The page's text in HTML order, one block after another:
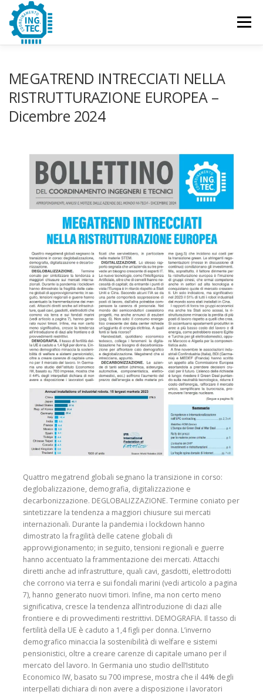
Passa
contenuto
Menu
CONTATTACI
MEGATREND INTRECCIATI NELLA
RISTRUTTURAZIONE EUROPEA –
Dicembre 2024
Quattro megatrend globali segnano la transizione in corso:
deglobalizzazione, demografia, digitalizzazione e
decarbonizzazione. DEGLOBALIZZAZIONE. Termine coniato per
sintetizzare la tendenza a maggiori chiusure sui mercati
internazionali. Durante la pandemia i lockdown hanno
dimostrato la fragilità delle catene globali di
approvvigionamento; in seguito, tensioni regionali e guerre
hanno accentuato la frammentazione dei mercati. Attacchi
diretti anche ad infrastrutture, quali cavi, gasdotti, elettrodotti
che corrono via terra e sui fondali marini (vedi articolo a pagina
7), hanno generato nuovi timori. Infine, ma non certo meno
significativa, cresce la tendenza all’introduzione di dazi alle
frontiere e di provvedimenti restrittivi. DEMOGRAFIA. Il tasso di
fertilità della UE è caduto a 1,4 figli per donna. L’inverno
demografico minaccia la sostenibilità di welfare e sistemi
pensionistici, oltre a creare carenze di capitale umano per il
mercato del lavoro. In Germania uno studio dell’Istituto
Economico IW, basato su 700 imprese, mostra che il 44% degli
interpellati dichiara di non avere a disposizione i lavoratori